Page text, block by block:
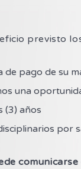
previsto
pago de su
una
(3) años
por